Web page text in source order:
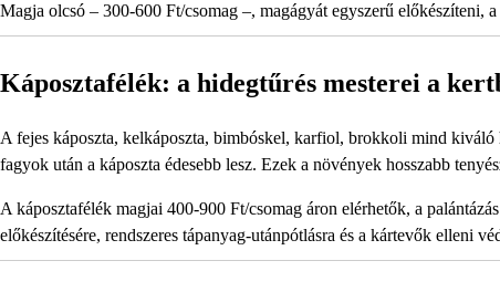
Magja olcsó – 300-600 Ft/csomag –, magágyát egyszerű előkészíteni,
Káposztafélék: a hidegtűrés mesterei a
A fejes káposzta, kelkáposzta, bimbóskel, karfiol, brokkoli mind
fagyok után a káposzta édesebb lesz. Ezek a növények hosszabb
A káposztafélék magjai 400-900 Ft/csomag áron elérhetők, a
előkészítésére, rendszeres tápanyag-utánpótlásra és a kártevők elleni